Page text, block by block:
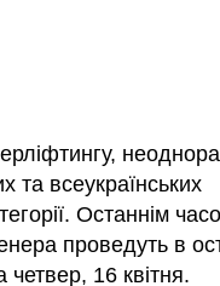
та всеукраїнських
Останнім
проведуть в
16 квітня.